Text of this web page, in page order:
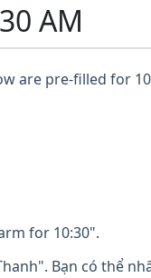
AM
are pre-filled for
for 10:30".
Bạn có thể